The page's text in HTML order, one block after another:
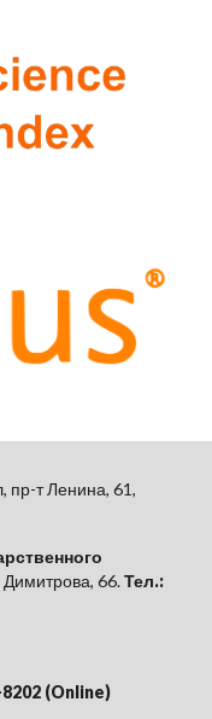
пр-т Ленина, 61,
66.Тел.:
(Online)